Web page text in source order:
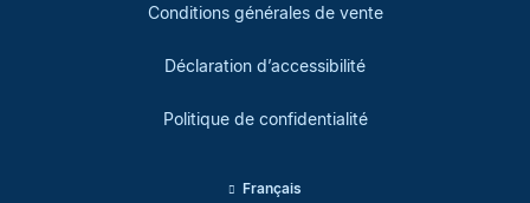
Conditions générales de vente
Déclaration d’accessibilité
Politique de confidentialité
Français